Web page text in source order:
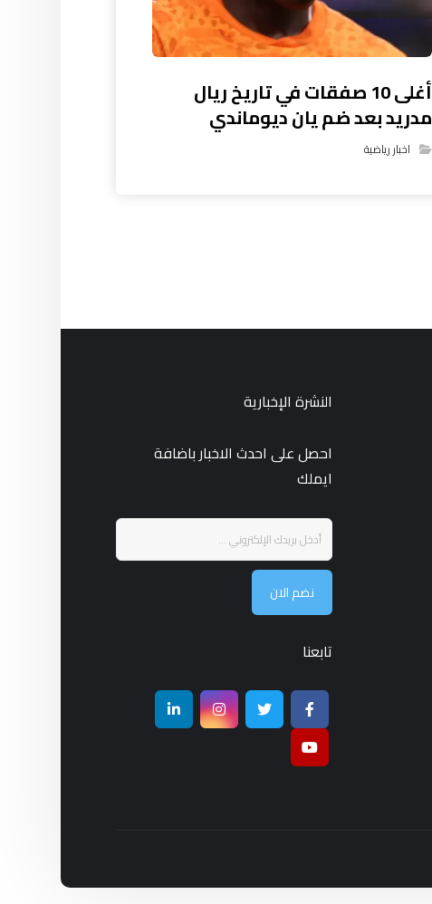
أغلى 10 صفقات في تاريخ ريال
مدريد بعد ضم يان ديوماندي
اخبار رياضية
النشرة الإخبارية
احصل على احدث الاخبار باضافة
ايملك
نضم الان
تابعنا